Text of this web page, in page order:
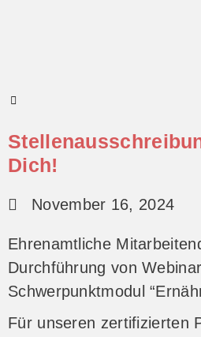
Dich!
November 16, 2024
Ehrenamtliche
Durchführung von
Schwerpunktmodul
Für unseren zertifizierten